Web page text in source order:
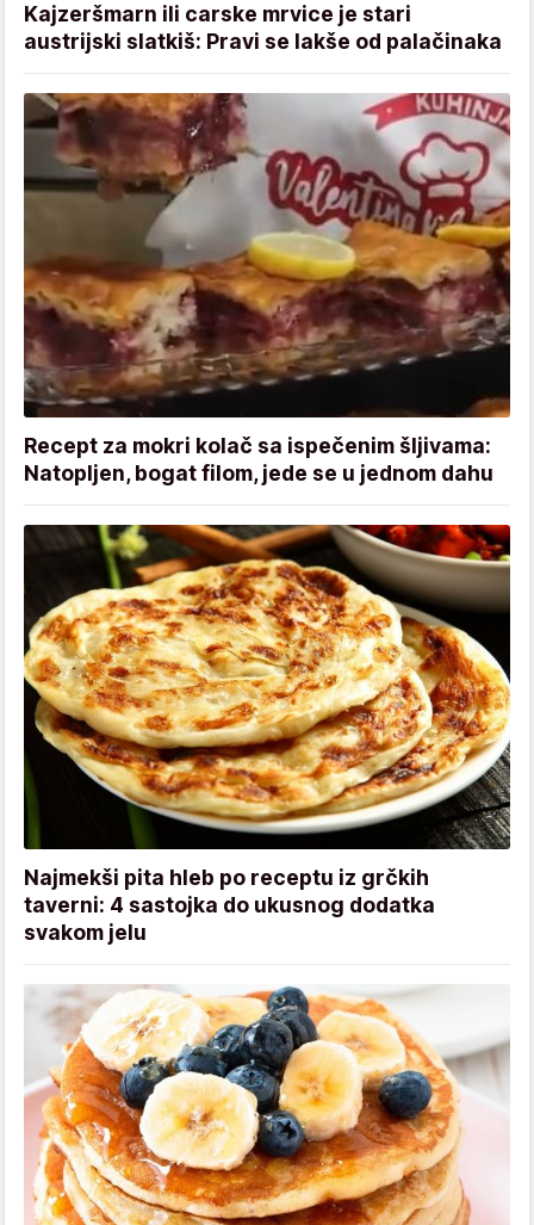
Kajzeršmarn ili carske mrvice je stari
austrijski slatkiš: Pravi se lakše od palačinaka
Recept za mokri kolač sa ispečenim šljivama:
Natopljen, bogat filom, jede se u jednom dahu
Najmekši pita hleb po receptu iz grčkih
taverni: 4 sastojka do ukusnog dodatka
svakom jelu